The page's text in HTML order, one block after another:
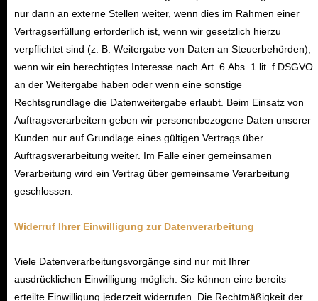
nur dann an externe Stellen weiter, wenn dies im Rahmen einer
Vertragserfüllung erforderlich ist, wenn wir gesetzlich hierzu
verpflichtet sind (z. B. Weitergabe von Daten an Steuerbehörden),
wenn wir ein berechtigtes Interesse nach Art. 6 Abs. 1 lit. f DSGVO
an der Weitergabe haben oder wenn eine sonstige
Rechtsgrundlage die Datenweitergabe erlaubt. Beim Einsatz von
Auftragsverarbeitern geben wir personenbezogene Daten unserer
Kunden nur auf Grundlage eines gültigen Vertrags über
Auftragsverarbeitung weiter. Im Falle einer gemeinsamen
Verarbeitung wird ein Vertrag über gemeinsame Verarbeitung
geschlossen.
Widerruf Ihrer Einwilligung zur Datenverarbeitung
Viele Datenverarbeitungsvorgänge sind nur mit Ihrer
ausdrücklichen Einwilligung möglich. Sie können eine bereits
erteilte Einwilligung jederzeit widerrufen. Die Rechtmäßigkeit der